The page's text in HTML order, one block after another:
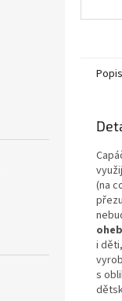
Popis
(na
i
s